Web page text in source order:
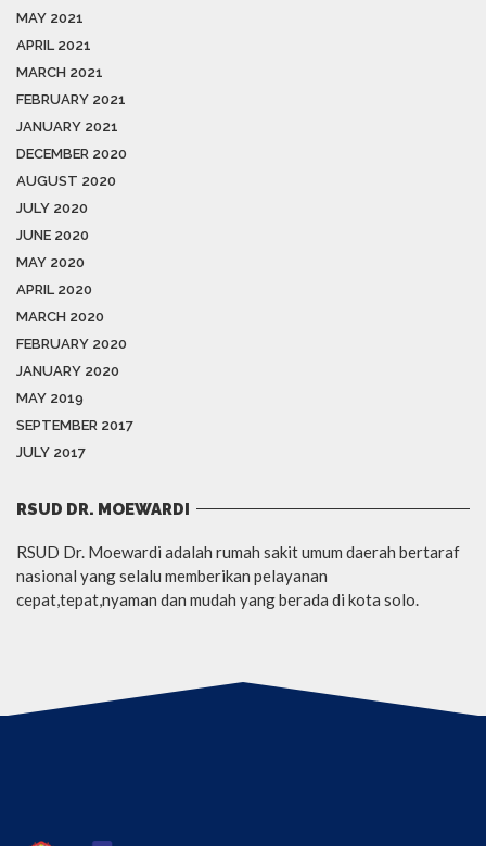
MAY 2021
APRIL 2021
MARCH 2021
FEBRUARY 2021
JANUARY 2021
DECEMBER 2020
AUGUST 2020
JULY 2020
JUNE 2020
MAY 2020
APRIL 2020
MARCH 2020
FEBRUARY 2020
JANUARY 2020
MAY 2019
SEPTEMBER 2017
JULY 2017
RSUD DR. MOEWARDI
RSUD Dr. Moewardi adalah rumah sakit umum daerah bertaraf
nasional yang selalu memberikan pelayanan
cepat,tepat,nyaman dan mudah yang berada di kota solo.